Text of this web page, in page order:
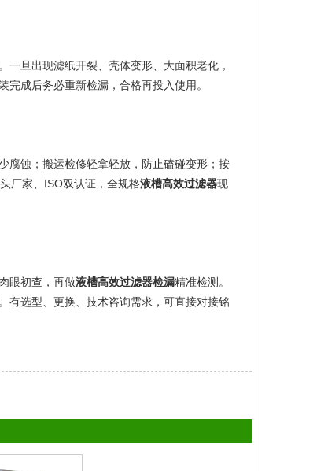
旦出现滤纸开裂、壳体变形、大面积老化，
成后务必重新检漏，合格再投入使用。
腐蚀；搬运检修轻拿轻放，防止磕碰变形；按
头厂家、ISO双认证，全规格液槽高效过滤器现
眼初查，再做液槽高效过滤器检漏精准检测。
有选型、更换、技术咨询需求，可直接对接铭